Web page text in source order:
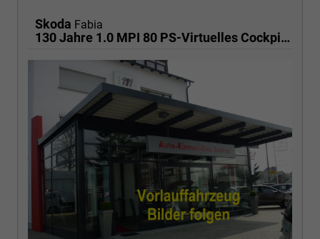
Skoda Fabia
130 Jahre 1.0 MPI 80 PS-Virtuelles Cockpit-AppleCarplay-Android-Auto-LED-Klima-Tempomat-Rückfahrkamera-DAB-SHZ-15" Alu-sofort